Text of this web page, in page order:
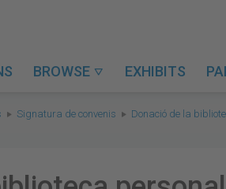
BROWSE  EXHIBITS
Signatura de convenis
Donació de la